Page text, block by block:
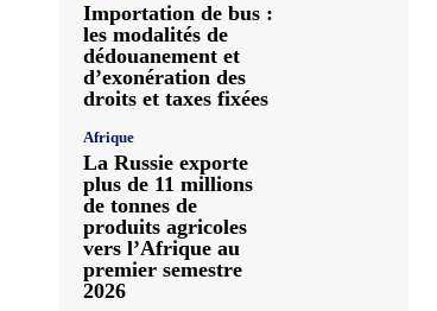
Importation de bus :
les modalités de
dédouanement et
d’exonération des
droits et taxes fixées
Afrique
La Russie exporte
plus de 11 millions
de tonnes de
produits agricoles
vers l’Afrique au
premier semestre
2026